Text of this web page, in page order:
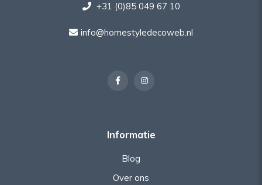
+31 (0)85 049 67 10
info@homestyledecoweb.nl
Informatie
Blog
Over ons